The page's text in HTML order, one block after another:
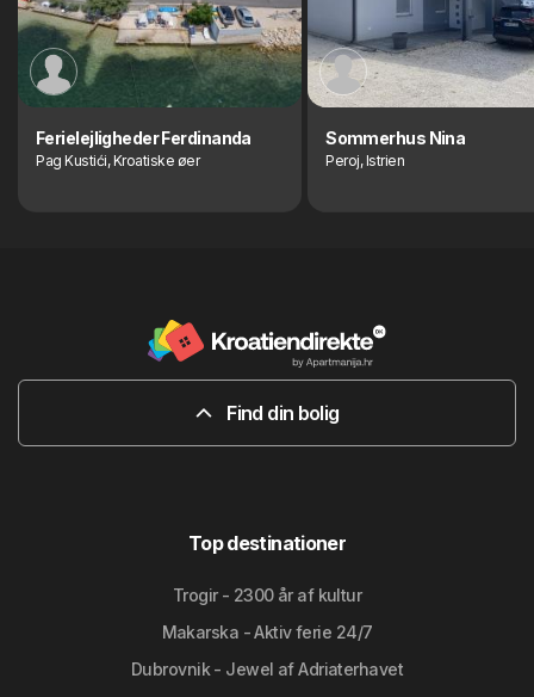
Ferielejligheder Ferdinanda
Pag Kustići, Kroatiske øer
Sommerhus Nina
Peroj, Istrien
Find din bolig
Top destinationer
Trogir - 2300 år af kultur
Makarska - Aktiv ferie 24/7
Dubrovnik - Jewel af Adriaterhavet